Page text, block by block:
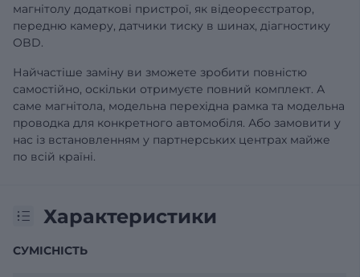
магнітолу додаткові пристрої, як відеореєстратор,
передню камеру, датчики тиску в шинах, діагностику
OBD.
Найчастіше заміну ви зможете зробити повністю
самостійно, оскільки отримуєте повний комплект. А
саме магнітола, модельна перехідна рамка та модельна
проводка для конкретного автомобіля. Або замовити у
нас із встановленням у партнерських центрах майже
по всій країні.
Характеристики
СУМІСНІСТЬ